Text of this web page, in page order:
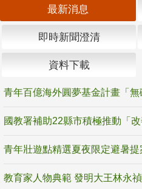
最新消息
即時新聞澄清
資料下載